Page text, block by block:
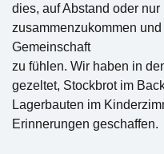
dies, auf Abstand oder nur
zusammenzukommen
Gemeinschaft
zu fühlen. Wir haben in
gezeltet, Stockbrot im
Lagerbauten im
Erinnerungen geschaffen.